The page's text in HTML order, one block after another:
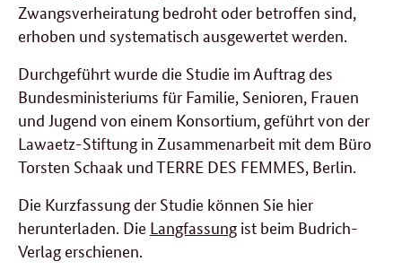
Zwangsverheiratung bedroht oder betroffen sind,
erhoben und systematisch ausgewertet werden.
Durchgeführt wurde die Studie im Auftrag des
Bundesministeriums für Familie, Senioren, Frauen
und Jugend von einem Konsortium, geführt von der
Lawaetz-Stiftung in Zusammenarbeit mit dem Büro
Torsten Schaak und TERRE DES FEMMES, Berlin.
Die Kurzfassung der Studie können Sie hier
herunterladen. Die Langfassung ist beim Budrich-
Verlag erschienen.